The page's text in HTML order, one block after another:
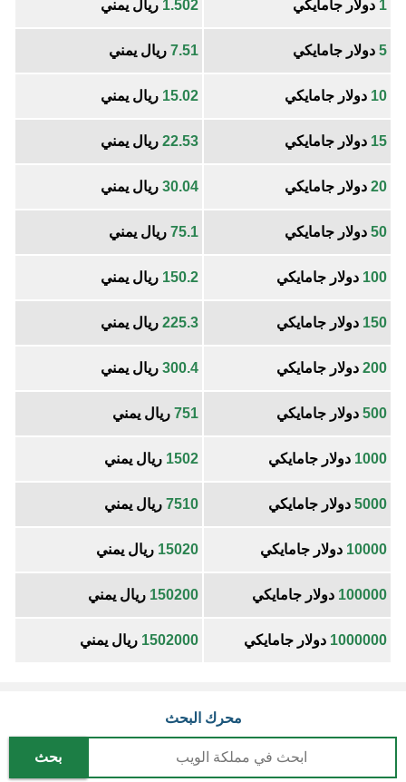
1 دولار جامايكي 1.502 ريال يمني
5 دولار جامايكي 7.51 ريال يمني
10 دولار جامايكي 15.02 ريال يمني
15 دولار جامايكي 22.53 ريال يمني
20 دولار جامايكي 30.04 ريال يمني
50 دولار جامايكي 75.1 ريال يمني
100 دولار جامايكي 150.2 ريال يمني
150 دولار جامايكي 225.3 ريال يمني
200 دولار جامايكي 300.4 ريال يمني
500 دولار جامايكي 751 ريال يمني
1000 دولار جامايكي 1502 ريال يمني
5000 دولار جامايكي 7510 ريال يمني
10000 دولار جامايكي 15020 ريال يمني
100000 دولار جامايكي 150200 ريال يمني
1000000 دولار جامايكي 1502000 ريال يمني
محرك البحث
بحث